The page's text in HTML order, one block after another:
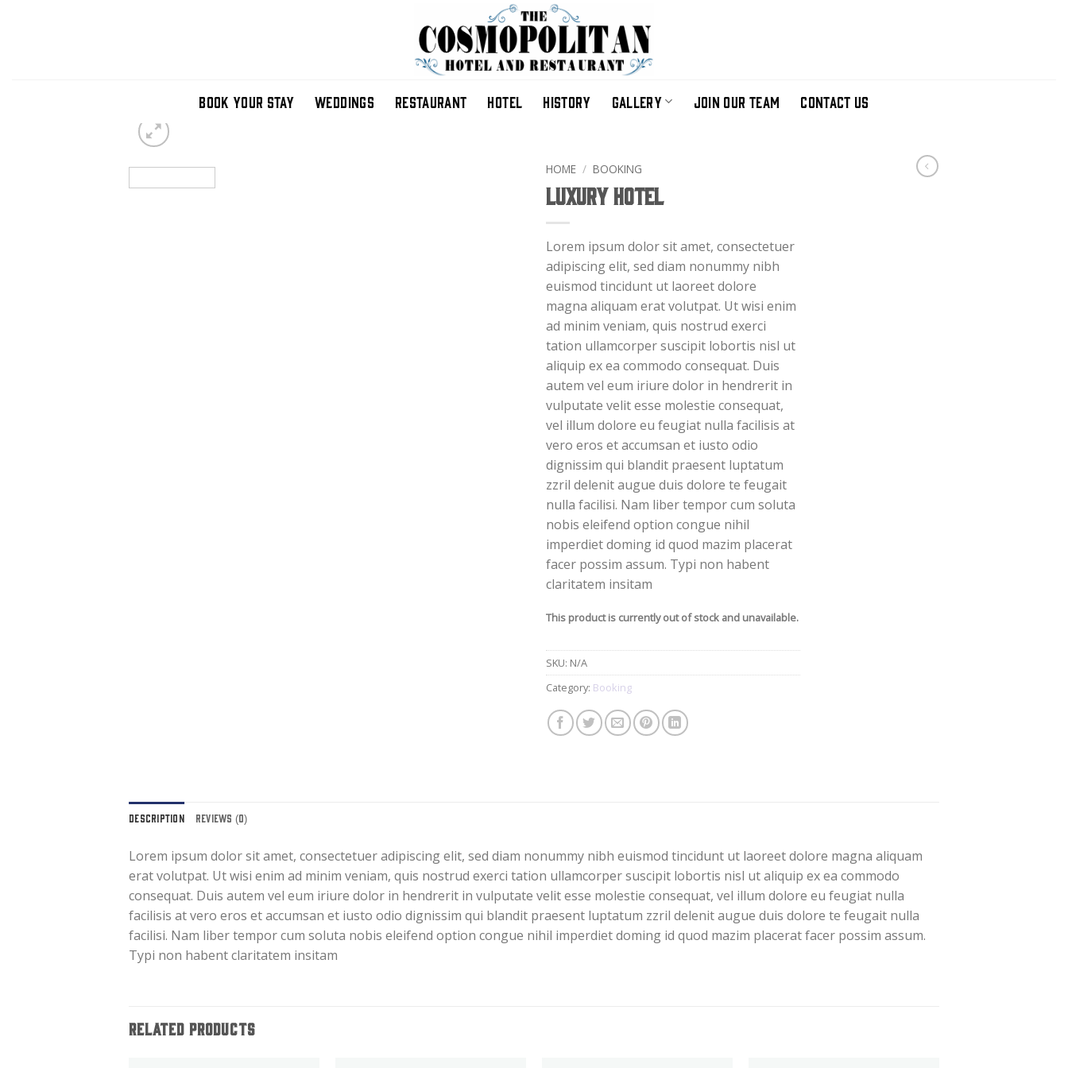
BOOK YOUR STAY WEDDINGS RESTAURANT HOTEL HISTORY GALLERY JOIN OUR TEAM CONTACT US
HOME / BOOKING
Luxury Hotel
Lorem ipsum dolor sit amet, consectetuer
adipiscing elit, sed diam nonummy nibh
euismod tincidunt ut laoreet dolore
magna aliquam erat volutpat. Ut wisi enim
ad minim veniam, quis nostrud exerci
tation ullamcorper suscipit lobortis nisl ut
aliquip ex ea commodo consequat. Duis
autem vel eum iriure dolor in hendrerit in
vulputate velit esse molestie consequat,
vel illum dolore eu feugiat nulla facilisis at
vero eros et accumsan et iusto odio
dignissim qui blandit praesent luptatum
zzril delenit augue duis dolore te feugait
nulla facilisi. Nam liber tempor cum soluta
nobis eleifend option congue nihil
imperdiet doming id quod mazim placerat
facer possim assum. Typi non habent
claritatem insitam
This product is currently out of stock and unavailable.
SKU: N/A
Category: Booking
DESCRIPTION REVIEWS (0)
Lorem ipsum dolor sit amet, consectetuer adipiscing elit, sed diam nonummy nibh euismod tincidunt ut laoreet dolore magna aliquam
erat volutpat. Ut wisi enim ad minim veniam, quis nostrud exerci tation ullamcorper suscipit lobortis nisl ut aliquip ex ea commodo
consequat. Duis autem vel eum iriure dolor in hendrerit in vulputate velit esse molestie consequat, vel illum dolore eu feugiat nulla
facilisis at vero eros et accumsan et iusto odio dignissim qui blandit praesent luptatum zzril delenit augue duis dolore te feugait nulla
facilisi. Nam liber tempor cum soluta nobis eleifend option congue nihil imperdiet doming id quod mazim placerat facer possim assum.
Typi non habent claritatem insitam
RELATED PRODUCTS